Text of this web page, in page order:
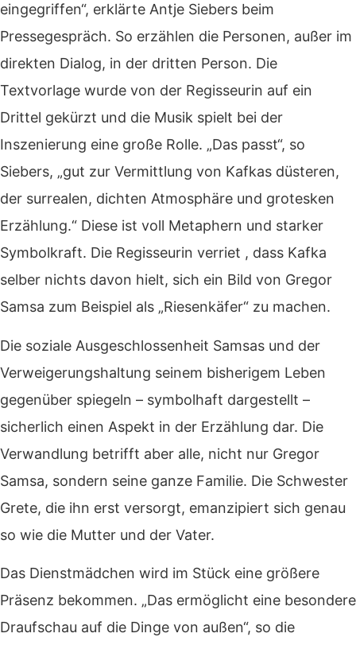
eingegriffen“, erklärte Antje Siebers beim
Pressegespräch. So erzählen die Personen, außer im
direkten Dialog, in der dritten Person. Die
Textvorlage wurde von der Regisseurin auf ein
Drittel gekürzt und die Musik spielt bei der
Inszenierung eine große Rolle. „Das passt“, so
Siebers, „gut zur Vermittlung von Kafkas düsteren,
der surrealen, dichten Atmosphäre und grotesken
Erzählung.“ Diese ist voll Metaphern und starker
Symbolkraft. Die Regisseurin verriet , dass Kafka
selber nichts davon hielt, sich ein Bild von Gregor
Samsa zum Beispiel als „Riesenkäfer“ zu machen.
Die soziale Ausgeschlossenheit Samsas und der
Verweigerungshaltung seinem bisherigem Leben
gegenüber spiegeln – symbolhaft dargestellt –
sicherlich einen Aspekt in der Erzählung dar. Die
Verwandlung betrifft aber alle, nicht nur Gregor
Samsa, sondern seine ganze Familie. Die Schwester
Grete, die ihn erst versorgt, emanzipiert sich genau
so wie die Mutter und der Vater.
Das Dienstmädchen wird im Stück eine größere
Präsenz bekommen. „Das ermöglicht eine besondere
Draufschau auf die Dinge von außen“, so die